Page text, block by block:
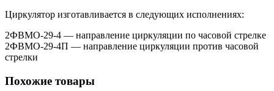
Циркулятор изготавливается в следующих исполнениях:
2ФВМO-29-4 — направление циркуляции по часовой стрелке
2ФВМO-29-4П — направление циркуляции против часовой
стрелки
Похожие товары